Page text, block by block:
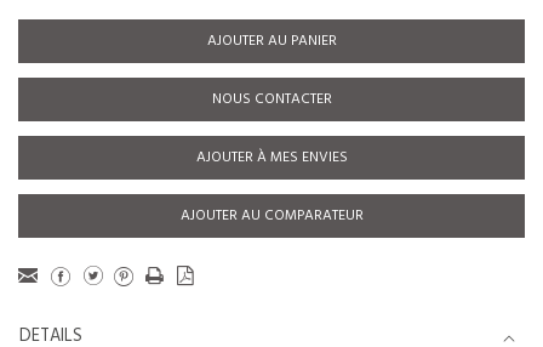
AJOUTER AU PANIER
NOUS CONTACTER
AJOUTER À MES ENVIES
AJOUTER AU COMPARATEUR
DETAILS